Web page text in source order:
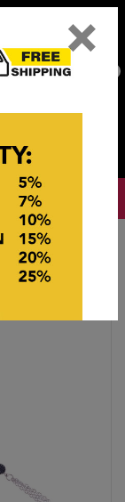
×